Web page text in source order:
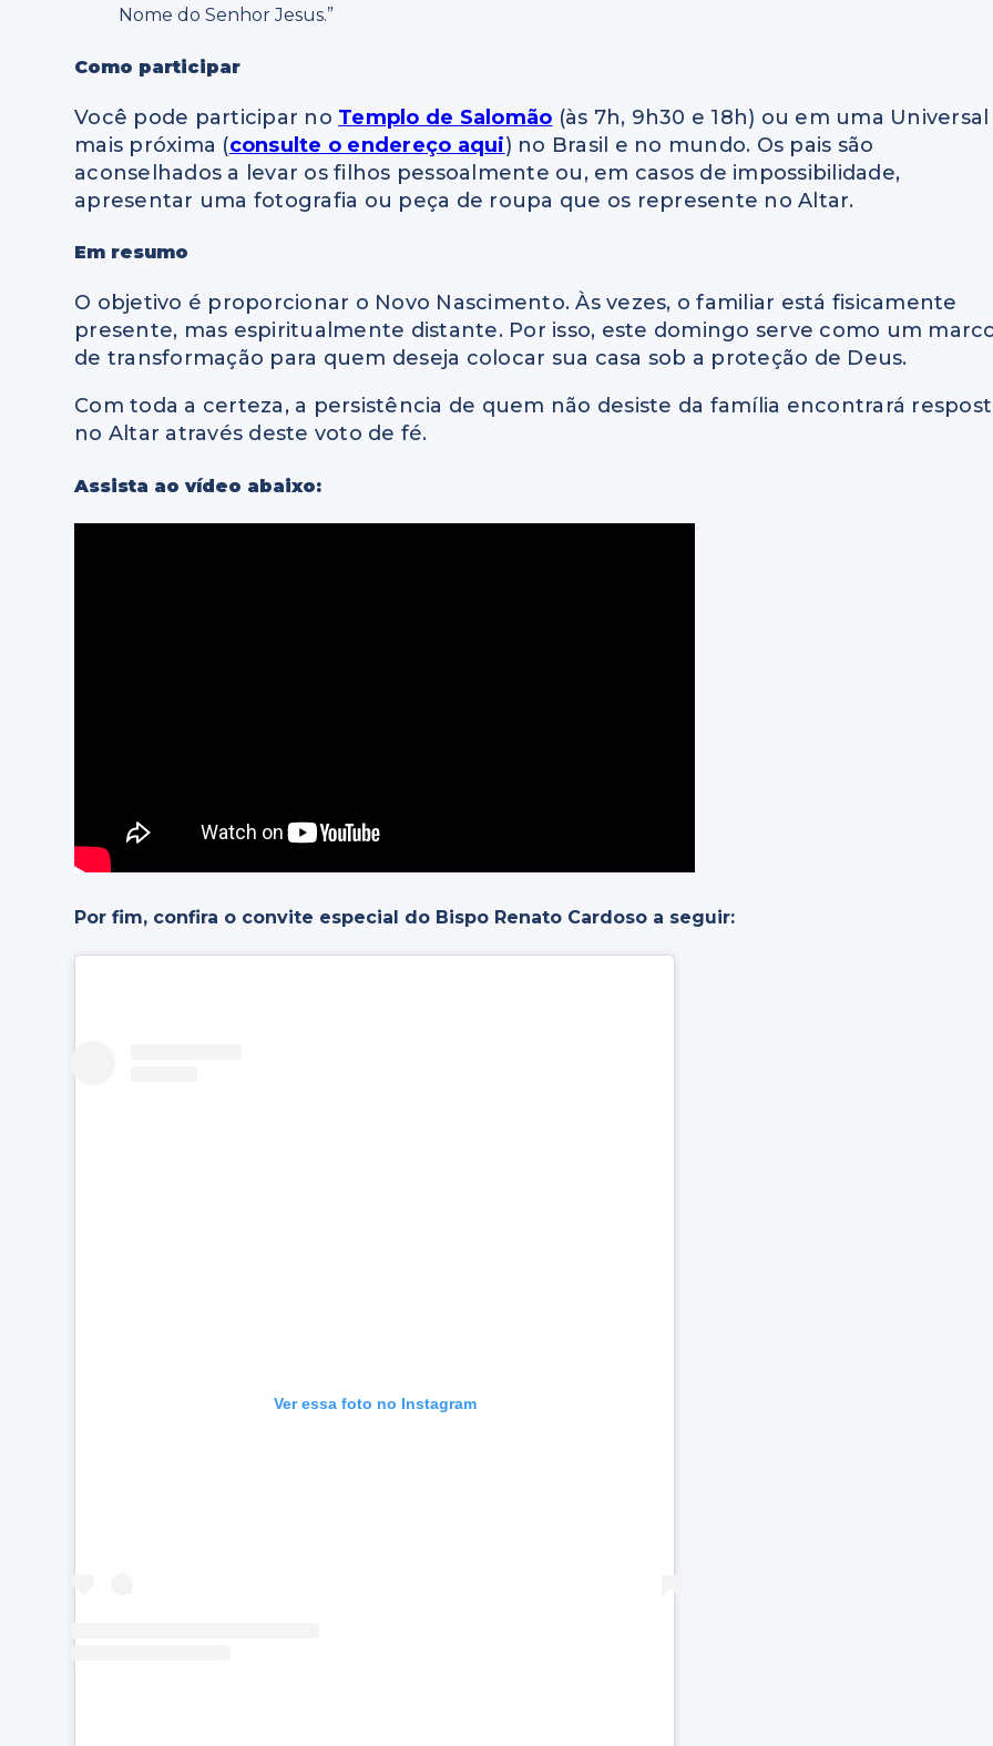
Nome do Senhor Jesus.”
Como participar
Você pode participar no Templo de Salomão (às 7h, 9h30 e 18h) ou em uma Universal
mais próxima (consulte o endereço aqui) no Brasil e no mundo. Os pais são
aconselhados a levar os filhos pessoalmente ou, em casos de impossibilidade,
apresentar uma fotografia ou peça de roupa que os represente no Altar.
Em resumo
O objetivo é proporcionar o Novo Nascimento. Às vezes, o familiar está fisicamente
presente, mas espiritualmente distante. Por isso, este domingo serve como um
de transformação para quem deseja colocar sua casa sob a proteção de Deus.
Com toda a certeza, a persistência de quem não desiste da família encontrará
no Altar através deste voto de fé.
Assista ao vídeo abaixo:
Por fim, confira o convite especial do Bispo Renato Cardoso a seguir:
Ver essa foto no Instagram